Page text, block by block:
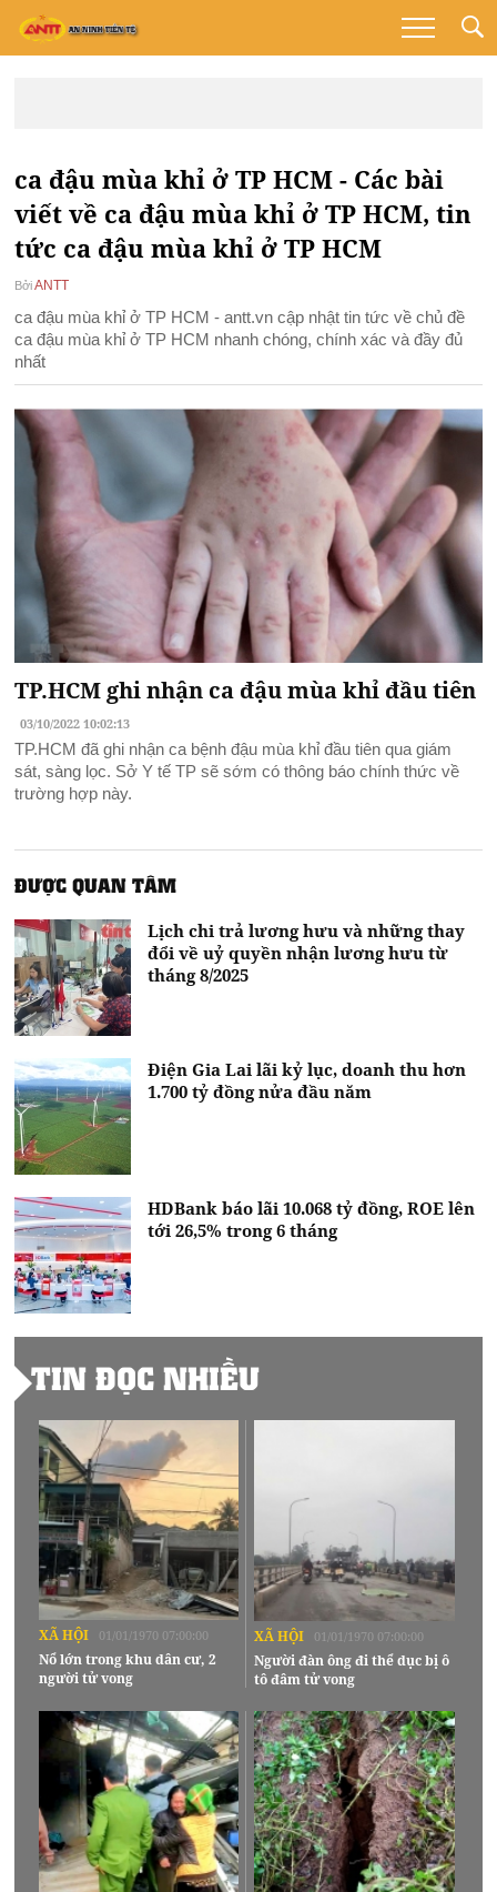
ca đậu mùa khỉ ở TP HCM - Các bài
viết về ca đậu mùa khỉ ở TP HCM, tin
tức ca đậu mùa khỉ ở TP HCM
Bởi ANTT
ca đậu mùa khỉ ở TP HCM - antt.vn cập nhật tin tức về chủ đề
ca đậu mùa khỉ ở TP HCM nhanh chóng, chính xác và đầy đủ
nhất
TP.HCM ghi nhận ca đậu mùa khỉ đầu tiên
03/10/2022 10:02:13
TP.HCM đã ghi nhận ca bệnh đậu mùa khỉ đầu tiên qua giám
sát, sàng lọc. Sở Y tế TP sẽ sớm có thông báo chính thức về
trường hợp này.
ĐƯỢC QUAN TÂM
Lịch chi trả lương hưu và những thay
đổi về uỷ quyền nhận lương hưu từ
tháng 8/2025
Điện Gia Lai lãi kỷ lục, doanh thu hơn
1.700 tỷ đồng nửa đầu năm
HDBank báo lãi 10.068 tỷ đồng, ROE lên
tới 26,5% trong 6 tháng
TIN ĐỌC NHIỀU
XÃ HỘI 01/01/1970 07:00:00
Nổ lớn trong khu dân cư, 2
người tử vong
XÃ HỘI 01/01/1970 07:00:00
Người đàn ông đi thể dục bị ô
tô đâm tử vong